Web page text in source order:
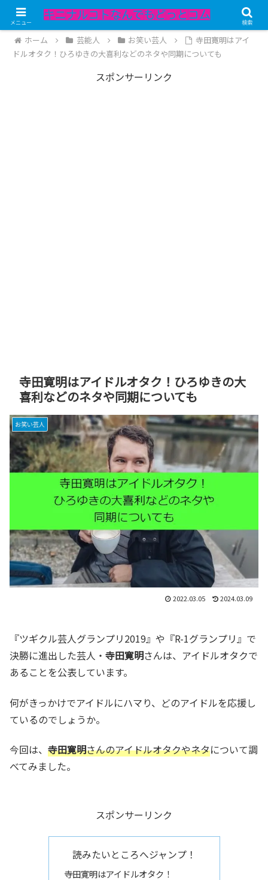
記事内にPRが含まれています。
ホーム 芸能人 お笑い芸人
寺田寛明はアイ
ドルオタク！ひろゆきの大喜利などのネタや同期についても
スポンサーリンク
寺田寛明はアイドルオタク！ひろゆきの大
喜利などのネタや同期についても
お笑い芸人
2022.03.05 2024.03.09
『ツギクル芸人グランプリ2019』や『R-1グランプリ』で
決勝に進出した芸人・ 寺田寛明さんは、アイドルオタクで
あることを公表しています。
何がきっかけでアイドルにハマり、どのアイドルを応援し
ているのでしょうか。
今回は、 寺田寛明さんのアイドルオタクやネタについて調
べてみました。
スポンサーリンク
読みたいところへジャンプ！
寺田寛明はアイドルオタク！
メニュー 検索